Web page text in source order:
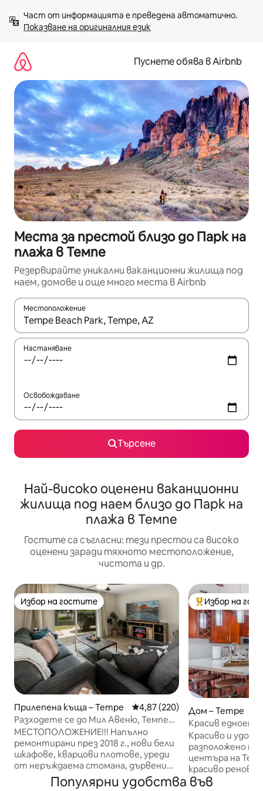
към
съдържанието
Показване на оригиналния език
Пуснете обява в Airbnb
Места за престой близо до Парк на
плажа в Темпе
Резервирайте уникални ваканционни жилища под
наем, домове и още много места в Airbnb
Местоположение
Когато резултатите се покажат, използвайте
Настаняване
Освобождаване
Търсене
Най-високо оценени ваканционни
жилища под наем близо до Парк на
плажа в Темпе
Гостите са съгласни: тези престои са високо
оценени заради тяхното местоположение,
чистота и др.
Избор на гостите
Избор на гостите
Прилепена къща – Tempe Средна оценка: 4,87 от 5,
4,87 (220)
Разходете се до Мил Авеню, Темпе
Бийч Парк, ASU. Актуализирано!
МЕСТОПОЛОЖЕНИЕ!!! Напълно
ремонтирани през 2018 г., нови бели
шкафове, кварцови плотове, уреди
от неръждаема стомана, дървени
дъски, нов килим и бани. Това уютно
място разполага с всички удобства
Най-популярен
Избор на
Дом – Tempe
Красив
на Темпе, двор,
Красиво и
разположено на
центъра на
красиво
разполага с
Популярни удобства във